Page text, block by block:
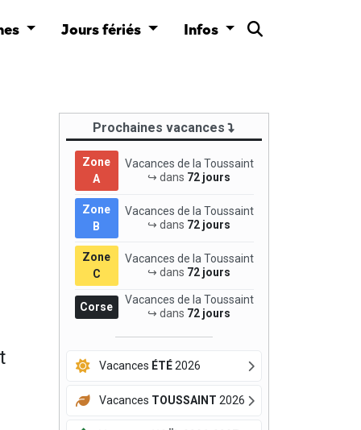
Jours fériés Infos
Prochaines vacances
Zone
A
Vacances de la Toussaint
↪ dans 72 jours
Zone
B
Vacances de la Toussaint
↪ dans 72 jours
Zone
C
Vacances de la Toussaint
↪ dans 72 jours
Corse
Vacances de la Toussaint
↪ dans 72 jours
Vacances ÉTÉ2026
Vacances TOUSSAINT 2026